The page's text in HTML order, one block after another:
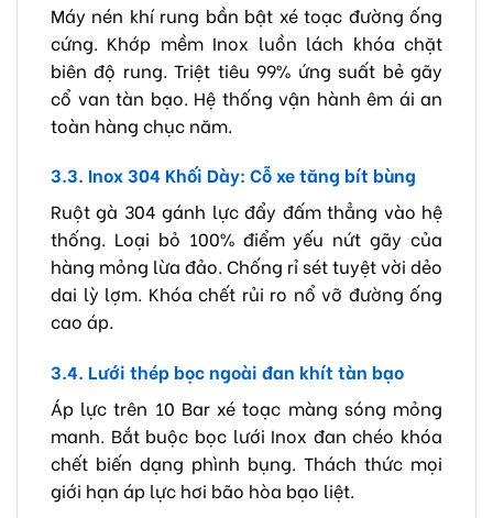
Máy nén khí rung bần bật xé toạc đường ống
cứng. Khớp mềm Inox luồn lách khóa chặt
biên độ rung. Triệt tiêu 99% ứng suất bẻ gãy
cổ van tàn bạo. Hệ thống vận hành êm ái an
toàn hàng chục năm.
3.3. Inox 304 Khối Dày: Cỗ xe tăng bít bùng
Ruột gà 304 gánh lực đẩy đấm thẳng vào hệ
thống. Loại bỏ 100% điểm yếu nứt gãy của
hàng mỏng lừa đảo. Chống rỉ sét tuyệt vời dẻo
dai lỳ lợm. Khóa chết rủi ro nổ vỡ đường ống
cao áp.
3.4. Lưới thép bọc ngoài đan khít tàn bạo
Áp lực trên 10 Bar xé toạc màng sóng mỏng
manh. Bắt buộc bọc lưới Inox đan chéo khóa
chết biến dạng phình bụng. Thách thức mọi
giới hạn áp lực hơi bão hòa bạo liệt.